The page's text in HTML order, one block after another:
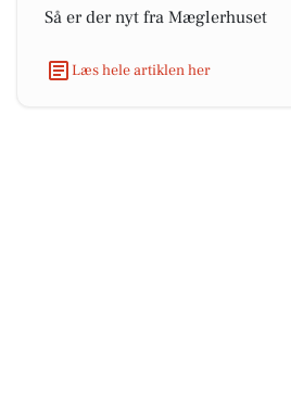
Så er der nyt fra Mæglerhuset
Læs hele artiklen her